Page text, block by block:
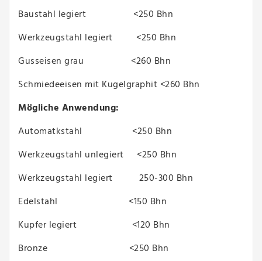
Baustahl legiert <250 Bhn
Werkzeugstahl legiert <250 Bhn
Gusseisen grau <260 Bhn
Schmiedeeisen mit Kugelgraphit <260 Bhn
Mögliche Anwendung:
Automatkstahl <250 Bhn
Werkzeugstahl unlegiert <250 Bhn
Werkzeugstahl legiert 250-300 Bhn
Edelstahl <150 Bhn
Kupfer legiert <120 Bhn
Bronze <250 Bhn